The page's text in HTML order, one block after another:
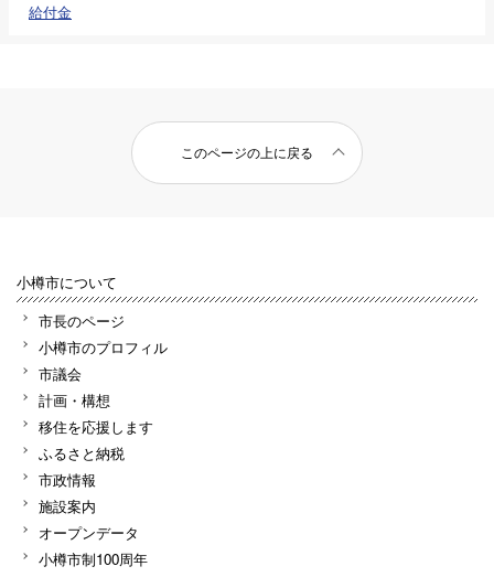
給付金
このページの上に戻る
小樽市について
市長のページ
小樽市のプロフィル
市議会
計画・構想
移住を応援します
ふるさと納税
市政情報
施設案内
オープンデータ
小樽市制100周年